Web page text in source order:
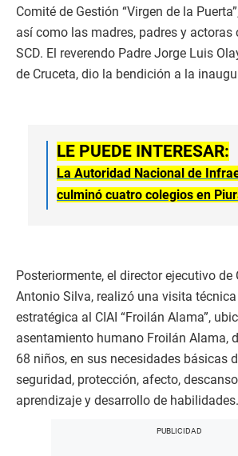
Comité de Gestión “Virgen de la
así como las madres, padres y actoras
SCD. El reverendo Padre Jorge Luis
de Cruceta, dio la bendición a la
LE PUEDE INTERESAR:
La Autoridad Nacional de
culminó cuatro colegios en
Posteriormente, el director ejecutivo de
Antonio Silva, realizó una visita
estratégica al CIAI “Froilán Alama”,
asentamiento humano Froilán Alama,
68 niños, en sus necesidades básicas
seguridad, protección, afecto,
aprendizaje y desarrollo de habilidades.